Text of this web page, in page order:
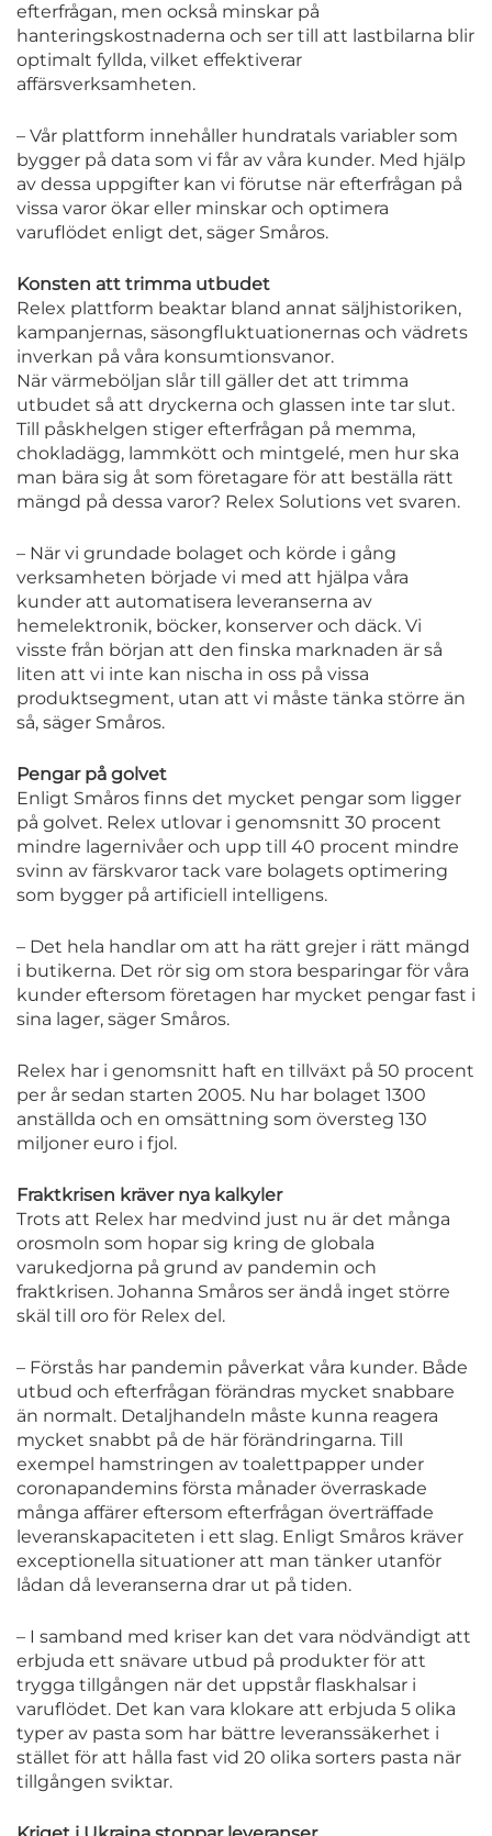
efterfrågan, men också minskar på
hanteringskostnaderna och ser till att lastbilarna blir
optimalt fyllda, vilket effektiverar
affärsverksamheten.
– Vår plattform innehåller hundratals variabler som
bygger på data som vi får av våra kunder. Med hjälp
av dessa uppgifter kan vi förutse när efterfrågan på
vissa varor ökar eller minskar och optimera
varuflödet enligt det, säger Småros.
Konsten att trimma utbudet
Relex plattform beaktar bland annat säljhistoriken,
kampanjernas, säsongfluktuationernas och vädrets
inverkan på våra konsumtionsvanor.
När värmeböljan slår till gäller det att trimma
utbudet så att dryckerna och glassen inte tar slut.
Till påskhelgen stiger efterfrågan på memma,
chokladägg, lammkött och mintgelé, men hur ska
man bära sig åt som företagare för att beställa rätt
mängd på dessa varor? Relex Solutions vet svaren.
– När vi grundade bolaget och körde i gång
verksamheten började vi med att hjälpa våra
kunder att automatisera leveranserna av
hemelektronik, böcker, konserver och däck. Vi
visste från början att den finska marknaden är så
liten att vi inte kan nischa in oss på vissa
produktsegment, utan att vi måste tänka större än
så, säger Småros.
Pengar på golvet
Enligt Småros finns det mycket pengar som ligger
på golvet. Relex utlovar i genomsnitt 30 procent
mindre lagernivåer och upp till 40 procent mindre
svinn av färskvaror tack vare bolagets optimering
som bygger på artificiell intelligens.
– Det hela handlar om att ha rätt grejer i rätt mängd
i butikerna. Det rör sig om stora besparingar för våra
kunder eftersom företagen har mycket pengar fast i
sina lager, säger Småros.
Relex har i genomsnitt haft en tillväxt på 50 procent
per år sedan starten 2005. Nu har bolaget 1300
anställda och en omsättning som översteg 130
miljoner euro i fjol.
Fraktkrisen kräver nya kalkyler
Trots att Relex har medvind just nu är det många
orosmoln som hopar sig kring de globala
varukedjorna på grund av pandemin och
fraktkrisen. Johanna Småros ser ändå inget större
skäl till oro för Relex del.
– Förstås har pandemin påverkat våra kunder. Både
utbud och efterfrågan förändras mycket snabbare
än normalt. Detaljhandeln måste kunna reagera
mycket snabbt på de här förändringarna. Till
exempel hamstringen av toalettpapper under
coronapandemins första månader överraskade
många affärer eftersom efterfrågan överträffade
leveranskapaciteten i ett slag. Enligt Småros kräver
exceptionella situationer att man tänker utanför
lådan då leveranserna drar ut på tiden.
– I samband med kriser kan det vara nödvändigt att
erbjuda ett snävare utbud på produkter för att
trygga tillgången när det uppstår flaskhalsar i
varuflödet. Det kan vara klokare att erbjuda 5 olika
typer av pasta som har bättre leveranssäkerhet i
stället för att hålla fast vid 20 olika sorters pasta när
tillgången sviktar.